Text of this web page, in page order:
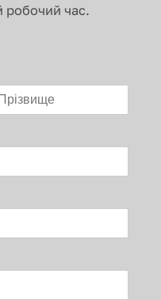
робочий час.